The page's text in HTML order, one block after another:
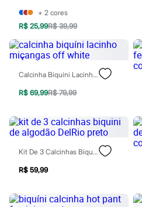
Bermudas
Camisetas
Calçados
Regatas
Cuecas
Meias
Pijamas
Personagens
Plus size
Blusas e Camisetas
Calças
Casacos e Jaquetas
Moda esportiva
Shorts e Bermudas
+ 2 cores
R$ 25,99R$ 39,99
Calcinha Biquíni Lacinho Miçangas Off White
R$ 69,99R$ 79,99
Kit De 3 Calcinhas Biquini De Algodão DelRio Preto
R$ 59,99